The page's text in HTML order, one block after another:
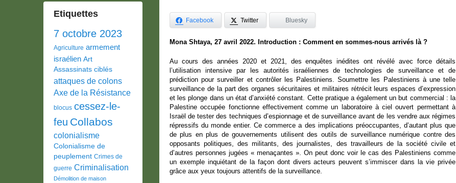
Facebook Twitter Bluesky
Mona Shtaya, 27 avril 2022. Introduction : Comment en sommes-nous arrivés là ?
Au cours des années 2020 et 2021, des enquêtes inédites ont révélé avec force détails
l’utilisation intensive par les autorités israéliennes de technologies de surveillance et de
prédiction pour surveiller et contrôler les Palestiniens. Soumettre les Palestiniens à une telle
surveillance de la part des organes sécuritaires et militaires rétrécit leurs espaces d’expression
et les plonge dans un état d’anxiété constant. Cette pratique a également un but commercial : la
Palestine occupée fonctionne effectivement comme un laboratoire à ciel ouvert permettant à
Israël de tester des techniques d’espionnage et de surveillance avant de les vendre aux régimes
répressifs du monde entier. Ce commerce a des implications préoccupantes, d’autant plus que
de plus en plus de gouvernements utilisent des outils de surveillance numérique contre des
opposants politiques, des militants, des journalistes, des travailleurs de la société civile et
d’autres personnes jugées « menaçantes ». On peut donc voir le cas des Palestiniens comme
un exemple inquiétant de la façon dont divers acteurs peuvent s’immiscer dans la vie privée
grâce aux yeux toujours attentifs de la surveillance.
Etiquettes
7 octobre 2023
Agriculture armement
israélien Art
Assassinats ciblés
attaques de colons
Axe de la Résistance
blocus cessez-le-
feu Collabos
colonialisme
Colonialisme de
peuplement Crimes de
guerre Criminalisation
Démolition de maison